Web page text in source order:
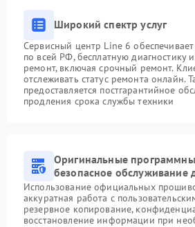
Широкий спектр услуг
Сервисный центр Line 6 обеспечивает
по всей РФ, бесплатную диагностику
ремонт, включая срочный ремонт.
отслеживать статус ремонта онлайн.
предоставляется постгарантийное
продления срока службы техники
Оригинальные
безопасное обслуживание
Использование официальных
аккуратная работа с
резервное копирование,
восстановление информации при